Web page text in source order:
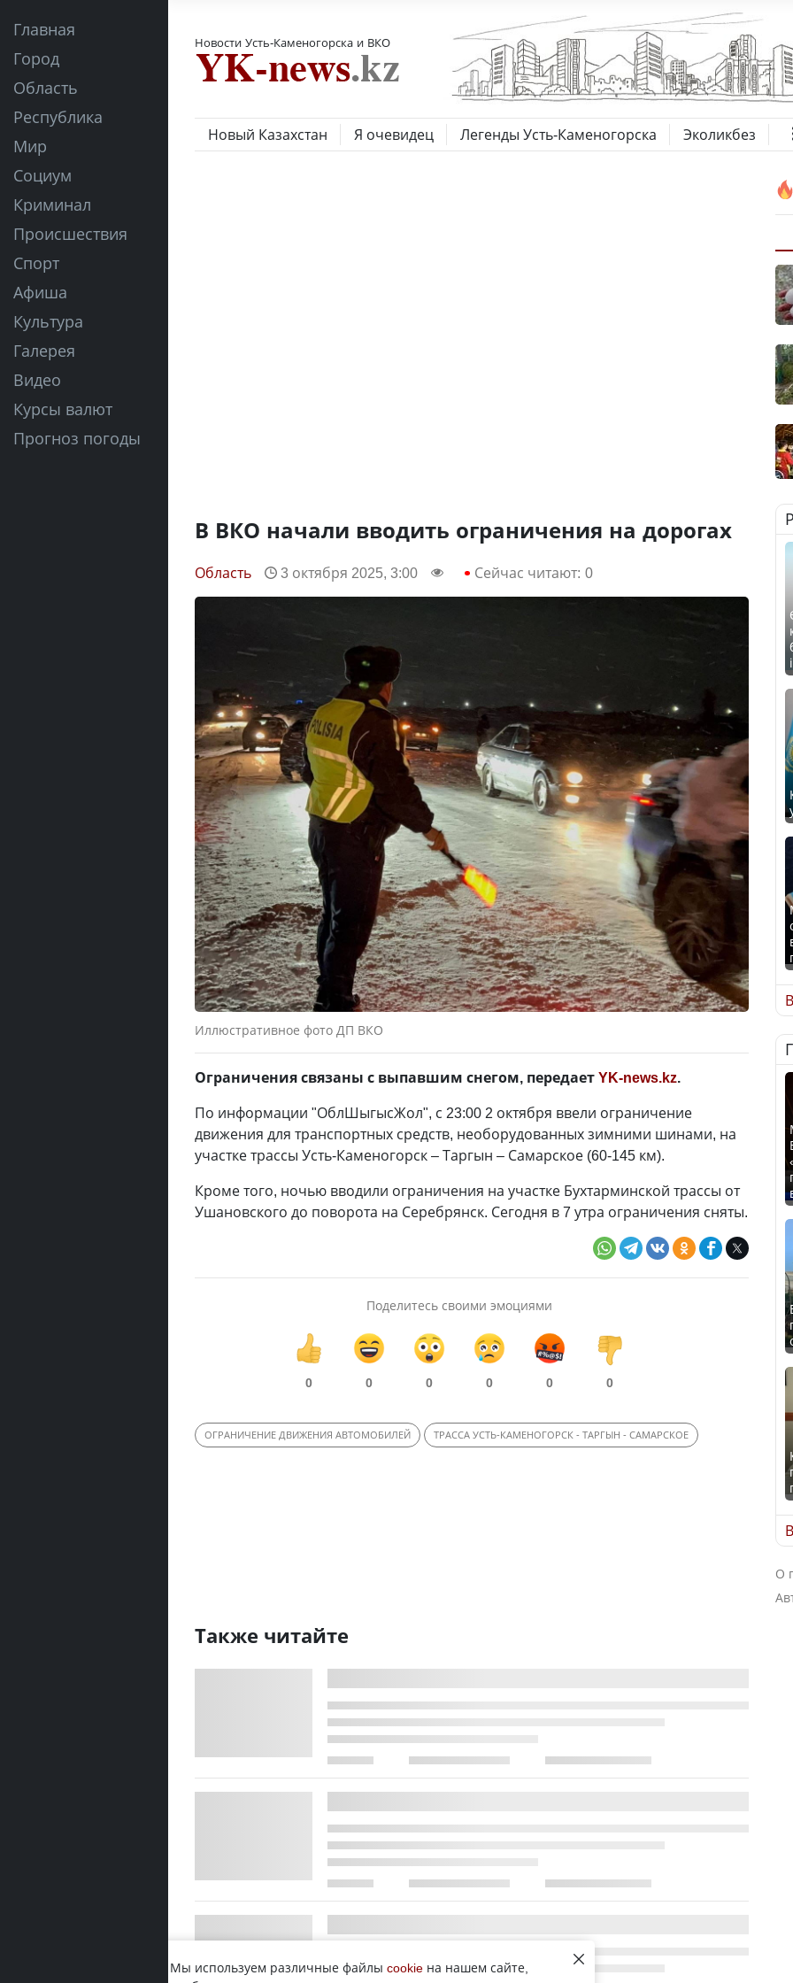
Главная
Город
Область
Республика
Мир
Социум
Криминал
Происшествия
Спорт
Афиша
Культура
Галерея
Видео
Курсы валют
Прогноз погоды
Новости Усть-Каменогорска и ВКО
Новый Казахстан Я очевидец Легенды Усть-Каменогорска Эколикбез
В ВКО начали вводить ограничения на дорогах
Область 3 октября 2025, 3:00 Сейчас читают: 0
Иллюстративное фото ДП ВКО
Ограничения связаны с выпавшим снегом, передаетYK-news.kz.
По информации "ОблШыгысЖол", с 23:00 2 октября ввели ограничение
движения для транспортных средств, необорудованных зимними шинами, на
участке трассы Усть-Каменогорск – Таргын – Самарское (60-145 км).
Кроме того, ночью вводили ограничения на участке Бухтарминской трассы от
Ушановского до поворота на Серебрянск. Сегодня в 7 утра ограничения сняты.
Поделитесь своими эмоциями
0 0 0 0 0 0
ОГРАНИЧЕНИЕ ДВИЖЕНИЯ АВТОМОБИЛЕЙ ТРАССА УСТЬ-КАМЕНОГОРСК - ТАРГЫН - САМАРСКОЕ
Также читайте
О
Мы используем различные файлы cookie на нашем сайте,